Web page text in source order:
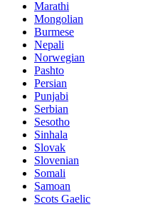
Marathi
Mongolian
Burmese
Nepali
Norwegian
Pashto
Persian
Punjabi
Serbian
Sesotho
Sinhala
Slovak
Slovenian
Somali
Samoan
Scots Gaelic